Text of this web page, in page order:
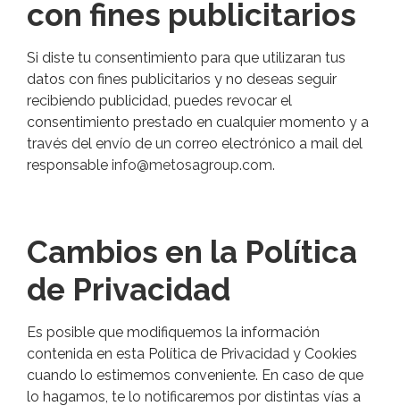
con fines publicitarios
Si diste tu consentimiento para que utilizaran tus
datos con fines publicitarios y no deseas seguir
recibiendo publicidad, puedes revocar el
consentimiento prestado en cualquier momento y a
través del envío de un correo electrónico a mail del
responsable info@metosagroup.com.
Cambios en la Política
de Privacidad
Es posible que modifiquemos la información
contenida en esta Política de Privacidad y Cookies
cuando lo estimemos conveniente. En caso de que
lo hagamos, te lo notificaremos por distintas vías a